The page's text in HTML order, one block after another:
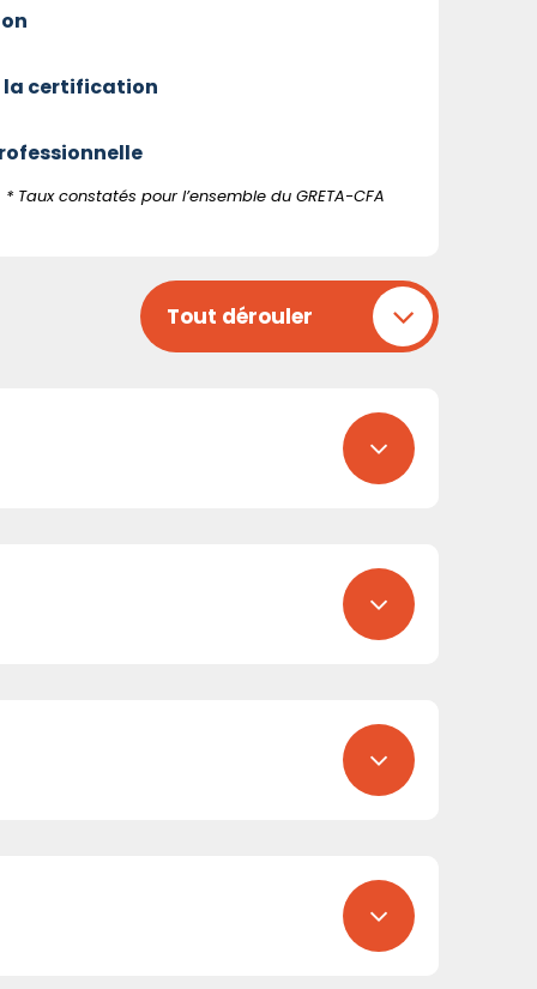
la certification
* Taux constatés pour l’ensemble du GRETA-CFA
Tout dérouler